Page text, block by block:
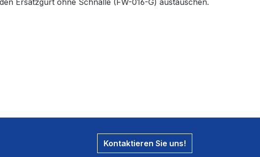
Ersatzgurt ohne Schnalle (FW-016-G) austauschen.
Kontaktieren Sie uns!